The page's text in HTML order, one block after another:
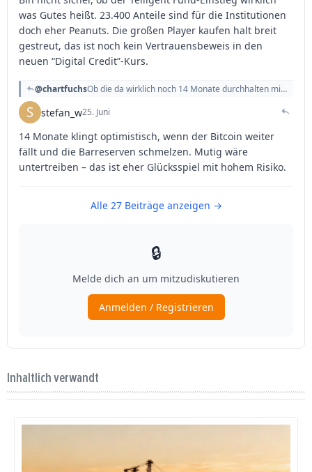
Inhaltlich verwandt